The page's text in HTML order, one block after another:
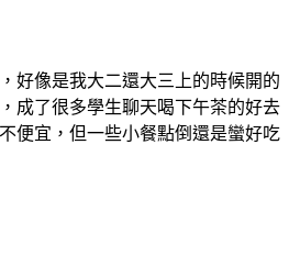
好像是我大二還大三上的時候開的
成了很多學生聊天喝下午茶的好去
便宜，但一些小餐點倒還是蠻好吃